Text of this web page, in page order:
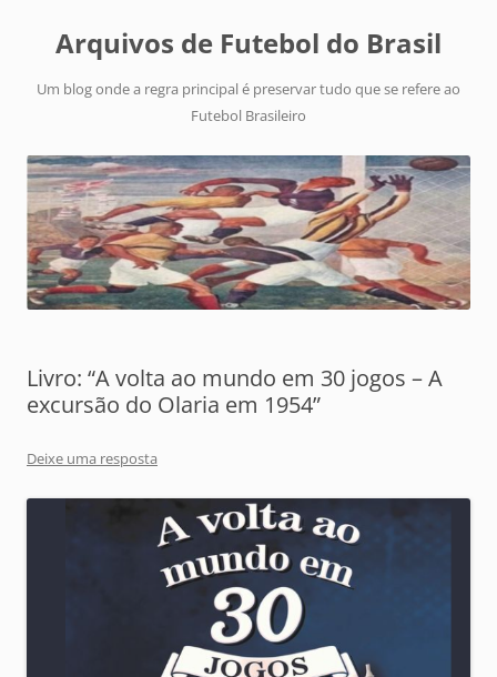
Arquivos de Futebol do Brasil
Um blog onde a regra principal é preservar tudo que se refere ao
Futebol Brasileiro
Livro: “A volta ao mundo em 30 jogos – A
excursão do Olaria em 1954”
Deixe uma resposta